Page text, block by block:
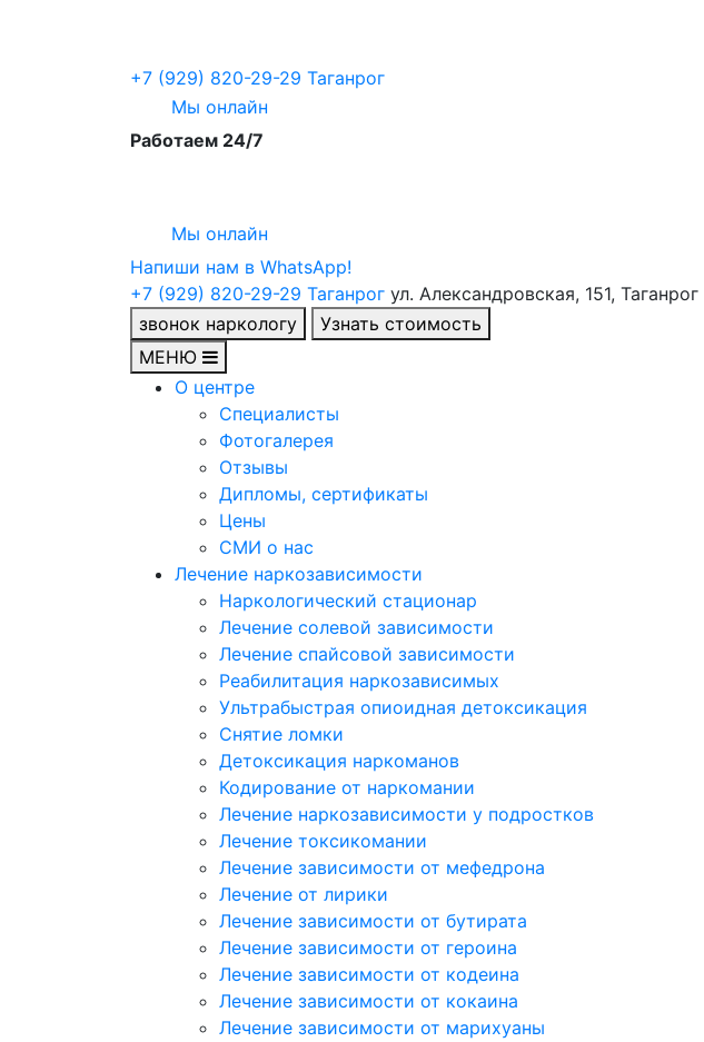
+7 (929) 820-29-29 Таганрог
Мы онлайн
Работаем 24/7
Мы онлайн
Напиши нам в WhatsApp!
+7 (929) 820-29-29 Таганрог ул. Александровская, 151, Таганрог
звонок наркологу
Узнать стоимость
МЕНЮ
О центре
Специалисты
Фотогалерея
Отзывы
Дипломы, сертификаты
Цены
СМИ о нас
Лечение наркозависимости
Наркологический стационар
Лечение солевой зависимости
Лечение спайсовой зависимости
Реабилитация наркозависимых
Ультрабыстрая опиоидная детоксикация
Снятие ломки
Детоксикация наркоманов
Кодирование от наркомании
Лечение наркозависимости у подростков
Лечение токсикомании
Лечение зависимости от мефедрона
Лечение от лирики
Лечение зависимости от бутирата
Лечение зависимости от героина
Лечение зависимости от кодеина
Лечение зависимости от кокаина
Лечение зависимости от марихуаны